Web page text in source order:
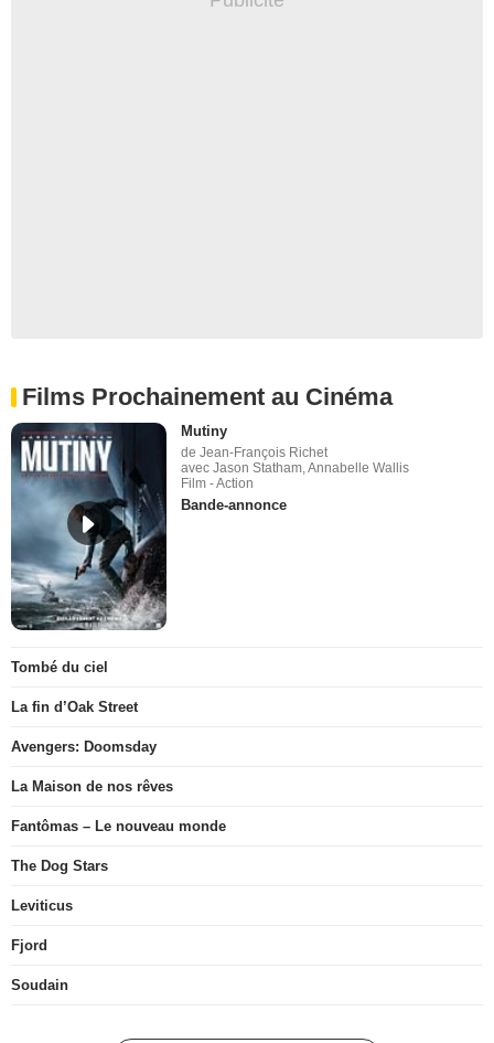
Films Prochainement au Cinéma
Mutiny
de Jean-François Richet
avec Jason Statham, Annabelle Wallis
Film - Action
Bande-annonce
Tombé du ciel
La fin d’Oak Street
Avengers: Doomsday
La Maison de nos rêves
Fantômas – Le nouveau monde
The Dog Stars
Leviticus
Fjord
Soudain